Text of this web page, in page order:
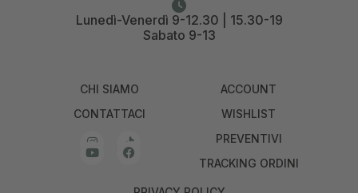
Lunedì-Venerdì 9-12.30 | 15.30-19
Sabato 9-13
CHI SIAMO
CONTATTACI
ACCOUNT
WISHLIST
PREVENTIVI
TRACKING ORDINI